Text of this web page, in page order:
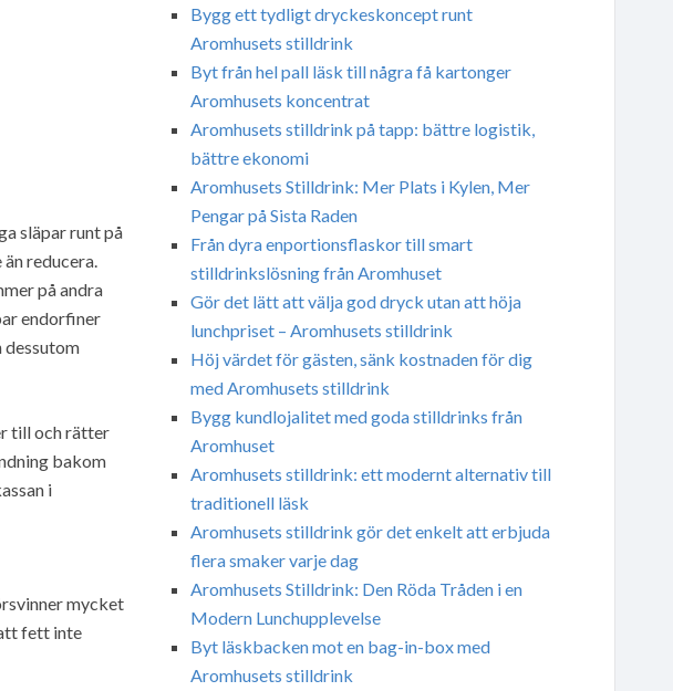
släpar runt på
reducera.
på andra
endorfiner
dessutom
till och rätter
bakom
i
mycket
fett inte
Bygg ett tydligt dryckeskoncept runt
Aromhusets stilldrink
Byt från hel pall läsk till några få kartonger
Aromhusets koncentrat
Aromhusets stilldrink på tapp: bättre logistik,
bättre ekonomi
Aromhusets Stilldrink: Mer Plats i Kylen, Mer
Pengar på Sista Raden
Från dyra enportionsflaskor till smart
stilldrinkslösning från Aromhuset
Gör det lätt att välja god dryck utan att höja
lunchpriset – Aromhusets stilldrink
Höj värdet för gästen, sänk kostnaden för dig
med Aromhusets stilldrink
Bygg kundlojalitet med goda stilldrinks från
Aromhuset
Aromhusets stilldrink: ett modernt alternativ till
traditionell läsk
Aromhusets stilldrink gör det enkelt att erbjuda
flera smaker varje dag
Aromhusets Stilldrink: Den Röda Tråden i en
Modern Lunchupplevelse
Byt läskbacken mot en bag-in-box med
Aromhusets stilldrink